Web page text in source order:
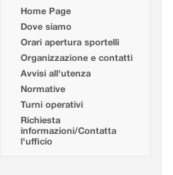
Home Page
Dove siamo
Orari apertura sportelli
Organizzazione e contatti
Avvisi all'utenza
Normative
Turni operativi
Richiesta
informazioni/Contatta
l'ufficio